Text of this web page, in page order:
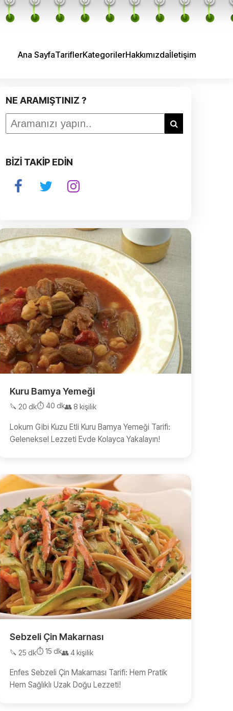
Ana SayfaTariflerKategorilerHakkımızdaİletişim
NE ARAMIŞTINIZ ?
BİZİ TAKİP EDİN
Kuru Bamya Yemeği
🔪 20 dk⏱️ 40 dk👥 8 kişilik
Lokum Gibi Kuzu Etli Kuru Bamya Yemeği Tarifi:
Geleneksel Lezzeti Evde Kolayca Yakalayın!
Sebzeli Çin Makarnası
🔪 25 dk⏱️ 15 dk👥 4 kişilik
Enfes Sebzeli Çin Makarnası Tarifi: Hem Pratik
Hem Sağlıklı Uzak Doğu Lezzeti!